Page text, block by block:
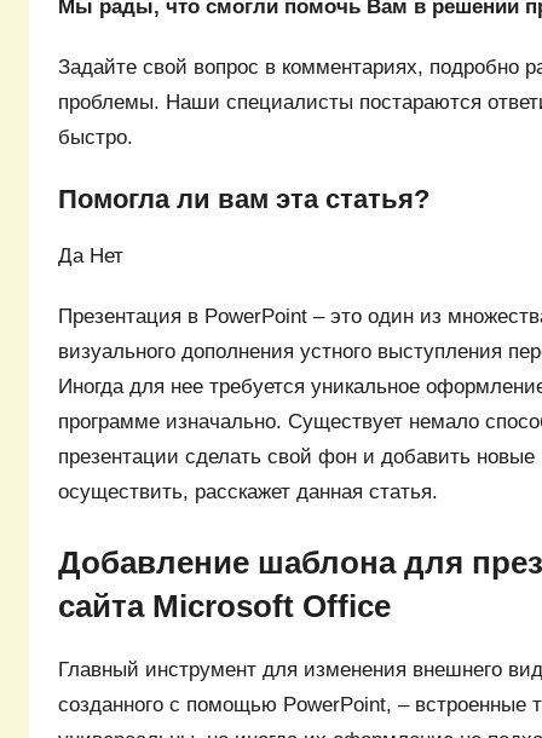
Мы рады, что смогли помочь Вам в решении
Задайте свой вопрос в комментариях, подробно
проблемы. Наши специалисты постараются
быстро.
Помогла ли вам эта статья?
Да Нет
Презентация в PowerPoint – это один из
визуального дополнения устного выступления
Иногда для нее требуется уникальное
программе изначально. Существует немало
презентации сделать свой фон и добавить
осуществить, расскажет данная статья.
Добавление шаблона для
сайта Microsoft Office
Главный инструмент для изменения внешнего
созданного с помощью PowerPoint, – встроенные